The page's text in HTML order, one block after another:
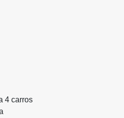
4 carros